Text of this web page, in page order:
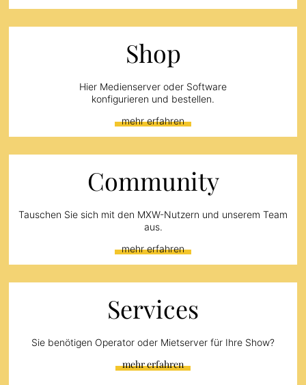
Shop
Hier Medienserver oder Software
konfigurieren und bestellen.
mehr erfahren
Community
Tauschen Sie sich mit den MXW-Nutzern und unserem Team
aus.
mehr erfahren
Services
Sie benötigen Operator oder Mietserver für Ihre Show?
mehr erfahren